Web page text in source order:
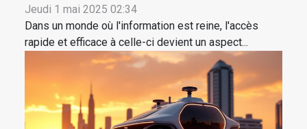
Jeudi 1 mai 2025 02:34
Dans un monde où l'information est reine, l'accès
rapide et efficace à celle-ci devient un aspect...